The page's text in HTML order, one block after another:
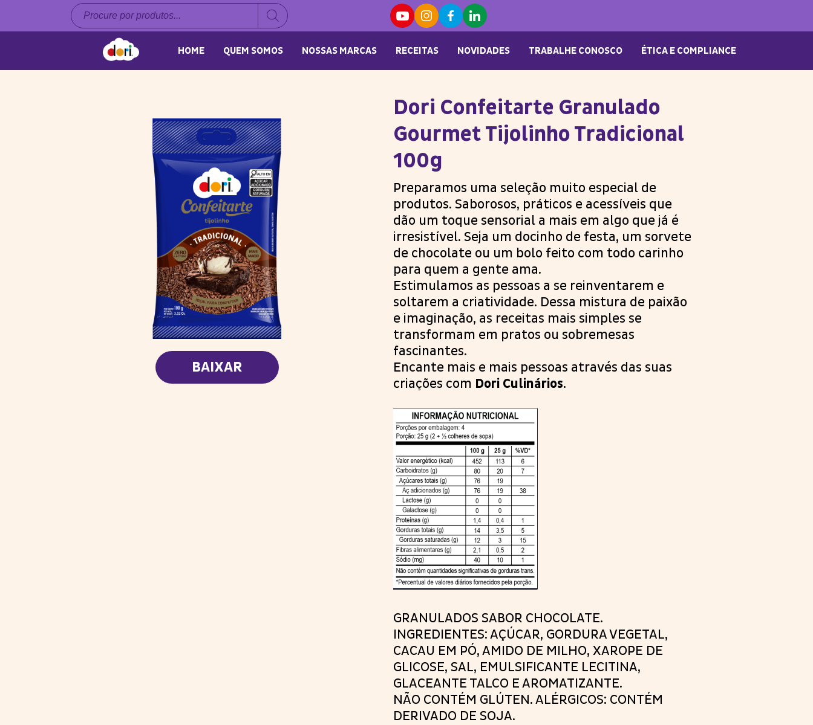
Pesquisar
produtos
HOME QUEM SOMOS NOSSAS MARCAS RECEITAS NOVIDADES TRABALHE CONOSCO ÉTICA E COMPLIANCE
BAIXAR
Dori Confeitarte Granulado
Gourmet Tijolinho Tradicional
100g
Preparamos uma seleção muito especial de
produtos. Saborosos, práticos e acessíveis que
dão um toque sensorial a mais em algo que já é
irresistível. Seja um docinho de festa, um sorvete
de chocolate ou um bolo feito com todo carinho
para quem a gente ama.
Estimulamos as pessoas a se reinventarem e
soltarem a criatividade. Dessa mistura de paixão
e imaginação, as receitas mais simples se
transformam em pratos ou sobremesas
fascinantes.
Encante mais e mais pessoas através das suas
criações com Dori Culinários.
GRANULADOS SABOR CHOCOLATE.
INGREDIENTES: AÇÚCAR, GORDURA VEGETAL,
CACAU EM PÓ, AMIDO DE MILHO, XAROPE DE
GLICOSE, SAL, EMULSIFICANTE LECITINA,
GLACEANTE TALCO E AROMATIZANTE.
NÃO CONTÉM GLÚTEN. ALÉRGICOS: CONTÉM
DERIVADO DE SOJA.